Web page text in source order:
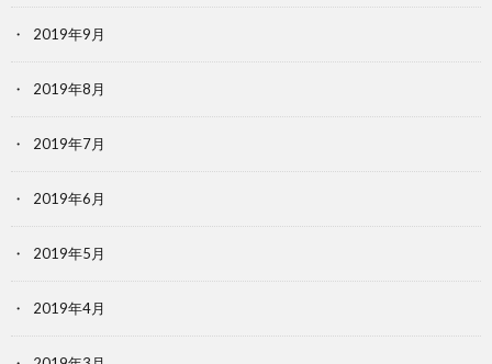
2019年9月
2019年8月
2019年7月
2019年6月
2019年5月
2019年4月